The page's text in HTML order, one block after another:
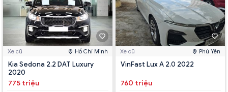
Xe cũ Hồ Chí Minh
Kia Sedona 2.2 DAT Luxury
2020
775 triệu
Xe cũ Phú Yên
VinFast Lux A 2.0 2022
760 triệu